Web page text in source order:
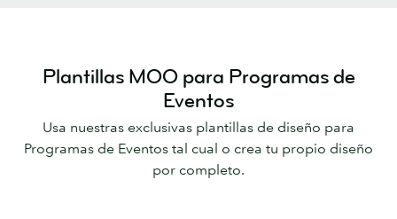
Plantillas MOO para Programas de
Eventos
Usa nuestras exclusivas plantillas de diseño para
Programas de Eventos tal cual o crea tu propio diseño
por completo.